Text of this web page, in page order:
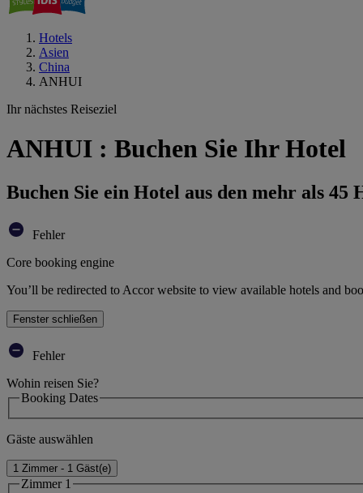
Hotels
Asien
China
ANHUI
Ihr nächstes Reiseziel
ANHUI : Buchen Sie Ihr Hotel
Buchen Sie ein Hotel aus den mehr als 45
Fehler
Core booking engine
You’ll be redirected to Accor website to view available hotels and
Fenster schließen
Fehler
Wohin reisen Sie?
Booking Dates
Gäste auswählen
1 Zimmer - 1 Gäst(e)
Zimmer 1